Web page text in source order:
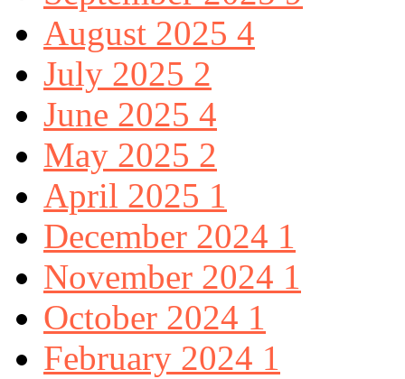
August 2025 4
July 2025 2
June 2025 4
May 2025 2
April 2025 1
December 2024 1
November 2024 1
October 2024 1
February 2024 1